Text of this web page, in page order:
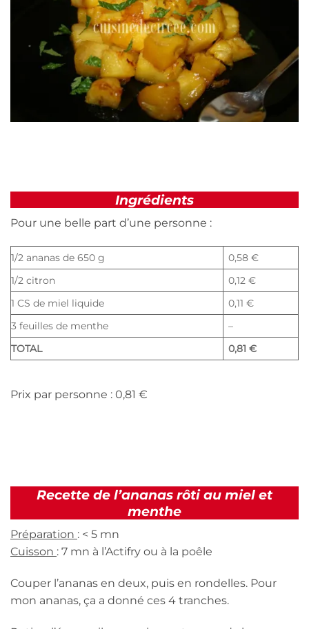
Ingrédients
Pour une belle part d’une personne :
1/2 ananas de 650 g
0,58 €
1/2 citron
0,12 €
1 CS de miel liquide
0,11 €
3 feuilles de menthe
–
TOTAL
0,81 €
Prix par personne : 0,81 €
Recette de l’ananas rôti au miel et
menthe
Préparation : < 5 mn
Cuisson : 7 mn à l’Actifry ou à la poêle
Couper l’ananas en deux, puis en rondelles. Pour
mon ananas, ça a donné ces 4 tranches.